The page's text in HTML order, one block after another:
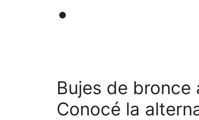
•
Bujes de
Conocé la